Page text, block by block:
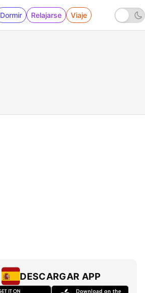
Dormir Relajarse Viaje
DESCARGAR APP